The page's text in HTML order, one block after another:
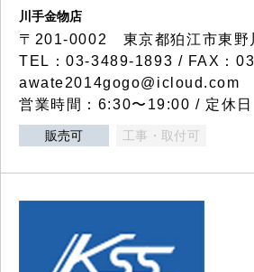
川手金物店
〒201-0002 東京都狛江市東野
TEL：03-3489-1893 / FAX：
awate2014gogo@icloud.com
営業時間：6:30〜19:00 / 定休
販売可 工事・取付可